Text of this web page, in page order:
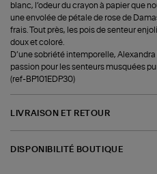
blanc, l’odeur du crayon à papier que
une envolée de pétale de rose de
frais. Tout près, les pois de senteur
doux et coloré.
D’une sobriété intemporelle,
passion pour les senteurs musquées
(ref-BP101EDP30)
LIVRAISON ET RETOUR
DISPONIBILITÉ BOUTIQUE